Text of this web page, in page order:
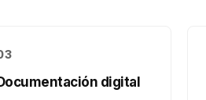
digital